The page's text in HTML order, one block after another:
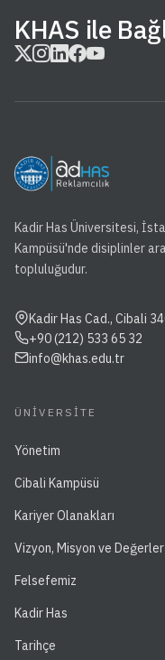
KHAS ile
Kadir Has Üniversitesi,
Kampüsü'nde disiplinler
topluluğudur.
Kadir Has Cad., Cibali
+90 (212) 533 65 32
info@khas.edu.tr
ÜNIVERSITE
Yönetim
Cibali Kampüsü
Kariyer Olanakları
Vizyon, Misyon ve Değerler
Felsefemiz
Kadir Has
Tarihçe